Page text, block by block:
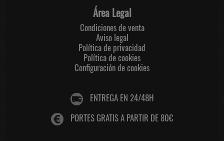
Área Legal
Condiciones de venta
Aviso legal
Política de privacidad
Política de cookies
Configuración de cookies
ENTREGA EN 24/48H
PORTES GRATIS A PARTIR DE 80€